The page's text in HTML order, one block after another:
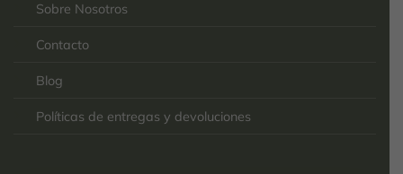
Sobre Nosotros
Contacto
Blog
Políticas de entregas y devoluciones